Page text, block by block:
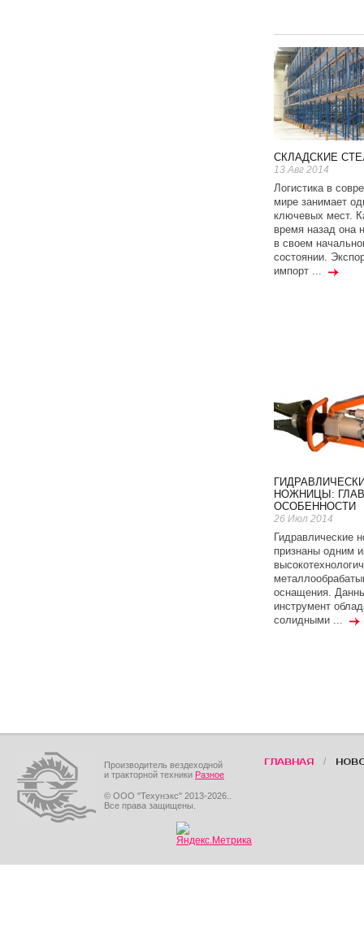
СКЛАДСКИЕ
13 Авг 2014
Логистика в
мире занимает
ключевых мест.
время назад она
в своем
состоянии.
импорт ...
НОЖНИЦЫ:
ОСОБЕННОСТИ
26 Июл 2014
Гидравлические
признаны одним
оснащения.
инструмент
солидными ...
Производитель вездеходной
и тракторной техники Разное
© ООО "Техунэкс" 2013-2026..
Все права защищены.
ГЛАВНАЯ /